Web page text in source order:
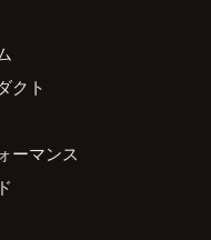
クト
ーマンス